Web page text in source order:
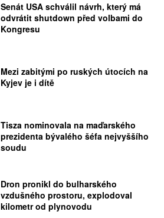
Senát USA schválil návrh, který má
odvrátit shutdown před volbami do
Kongresu
Mezi zabitými po ruských útocích na
Kyjev je i dítě
Tisza nominovala na maďarského
prezidenta bývalého šéfa nejvyššího
soudu
Dron pronikl do bulharského
vzdušného prostoru, explodoval
kilometr od plynovodu